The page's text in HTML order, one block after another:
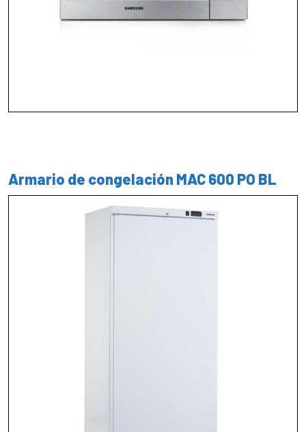
Armario de congelación MAC 600 PO BL